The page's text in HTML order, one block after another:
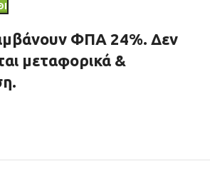
ΦΠΑ 24%. Δεν
μεταφορικά &